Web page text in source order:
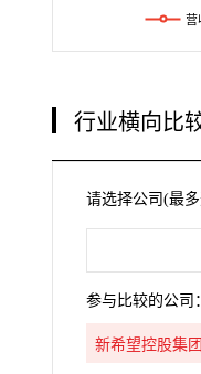
营
行业横向比
请选择公司(最多
参与比较的公司
新希望控股集